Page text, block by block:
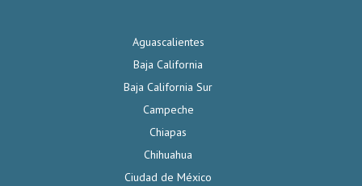
Aguascalientes
Baja California
Baja California Sur
Campeche
Chiapas
Chihuahua
Ciudad de México